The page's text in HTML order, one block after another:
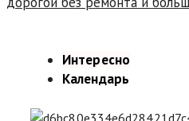
Интересно
Календарь